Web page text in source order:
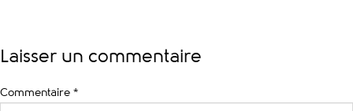
Laisser un commentaire
Commentaire *